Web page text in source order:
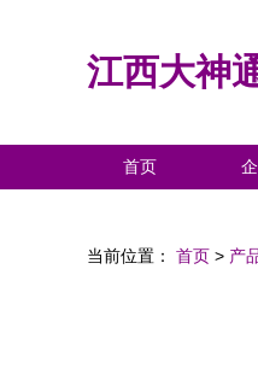
江西大神
首页
当前位置： 首页 > 产